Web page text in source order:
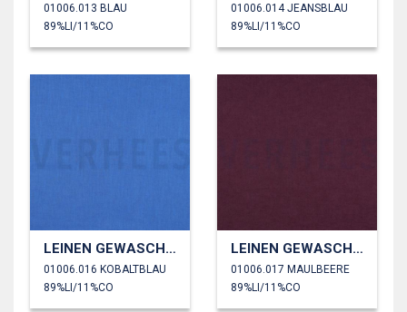
01006.013 BLAU
89%LI/11%CO
01006.014 JEANSBLAU
89%LI/11%CO
LEINEN GEWASCHEN 170 GM2
01006.016 KOBALTBLAU
89%LI/11%CO
LEINEN GEWASCHEN 170 GM2
01006.017 MAULBEERE
89%LI/11%CO